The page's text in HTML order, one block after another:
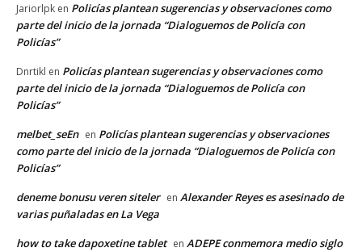
Jariorlpk en Policías plantean sugerencias y observaciones como
parte del inicio de la jornada “Dialoguemos de Policía con
Policías”
Dnrtikl en Policías plantean sugerencias y observaciones como
parte del inicio de la jornada “Dialoguemos de Policía con
Policías”
melbet_seEn en Policías plantean sugerencias y observaciones
como parte del inicio de la jornada “Dialoguemos de Policía con
Policías”
deneme bonusu veren siteler en Alexander Reyes es asesinado de
varias puñaladas en La Vega
how to take dapoxetine tablet en ADEPE conmemora medio siglo